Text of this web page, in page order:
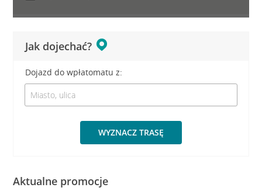
Jak dojechać?
Dojazd do wpłatomatu z:
WYZNACZ TRASĘ
Aktualne promocje